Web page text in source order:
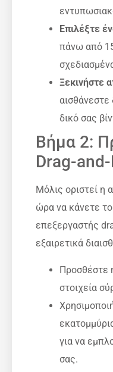
Επιλέξτε
πάνω από
Ξεκινήστε
αισθάνεστε
δικό σας
Βήμα 2:
Drag-
Μόλις οριστεί η
ώρα να κάνετε
επεξεργαστής
εξαιρετικά
Προσθέστε
στοιχεία
για να
σας.